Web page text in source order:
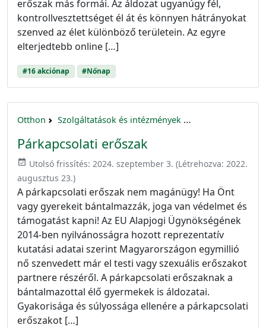
erőszak más formái. Az áldozat ugyanúgy fél,
kontrollvesztettséget él át és könnyen hátrányokat
szenved az élet különböző területein. Az egyre
elterjedtebb online […]
#16 akciónap #Nőnap
Otthon Szolgáltatások és intézmények
Párkapcsolati erőszak
event_available Utolsó frissítés: 2024. szeptember 3. (Létrehozva: 2022.
augusztus 23.)
A párkapcsolati erőszak nem magánügy! Ha Önt
vagy gyerekeit bántalmazzák, joga van védelmet és
támogatást kapni! Az EU Alapjogi Ügynökségének
2014-ben nyilvánosságra hozott reprezentatív
kutatási adatai szerint Magyarországon egymillió
nő szenvedett már el testi vagy szexuális erőszakot
partnere részéről. A párkapcsolati erőszaknak a
bántalmazottal élő gyermekek is áldozatai.
Gyakorisága és súlyossága ellenére a párkapcsolati
erőszakot […]